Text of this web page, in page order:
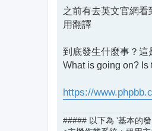
之前有去英文官網看
用翻譯
到底發生什麼事？這
What is going on?
https://
##### 以下為 '基本的